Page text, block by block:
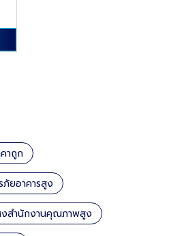
าถูก
ยอาคารสูง
สำนักงานคุณภาพสูง